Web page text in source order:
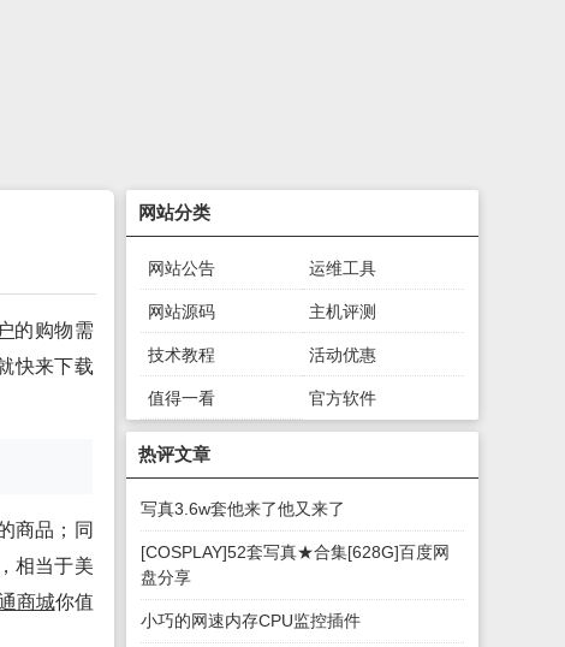
的购物需
快来下载
商品；同
相当于美
商城你值
网站分类
网站公告 运维工具
网站源码 主机评测
技术教程 活动优惠
值得一看
绿色软件
官方软件
热评文章
写真3.6w套他来了他又来了
[COSPLAY]52套写真★合集[628G]百度网
盘分享
小巧的网速内存CPU监控插件